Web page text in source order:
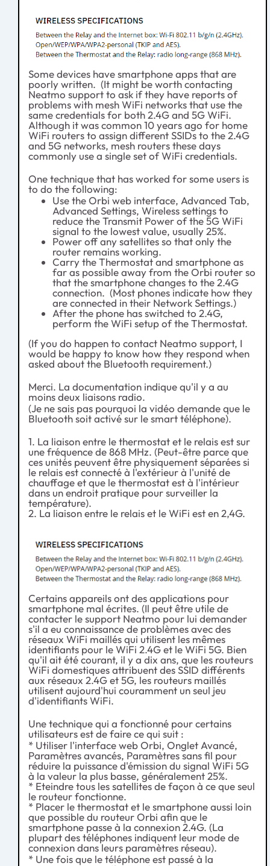
Some devices have smartphone apps that are
poorly written. (It might be worth contacting
Neatmo support to ask if they have reports of
problems with mesh WiFi networks that use the
same credentials for both 2.4G and 5G WiFi.
Although it was common 10 years ago for home
WiFi routers to assign different SSIDs to the 2.4G
and 5G networks, mesh routers these days
commonly use a single set of WiFi credentials.
One technique that has worked for some users is
to do the following:
Use the Orbi web interface, Advanced Tab,
Advanced Settings, Wireless settings to
reduce the Transmit Power of the 5G WiFi
signal to the lowest value, usually 25%.
Power off any satellites so that only the
router remains working.
Carry the Thermostat and smartphone as
far as possible away from the Orbi router so
that the smartphone changes to the 2.4G
connection. (Most phones indicate how they
are connected in their Network Settings.)
After the phone has switched to 2.4G,
perform the WiFi setup of the Thermostat.
(If you do happen to contact Neatmo support, I
would be happy to know how they respond when
asked about the Bluetooth requirement.)
Merci. La documentation indique qu'il y a au
moins deux liaisons radio.
(Je ne sais pas pourquoi la vidéo demande que le
Bluetooth soit activé sur le smart téléphone).
1. La liaison entre le thermostat et le relais est sur
une fréquence de 868 MHz. (Peut-être parce que
ces unités peuvent être physiquement séparées si
le relais est connecté à l'extérieur à l'unité de
chauffage et que le thermostat est à l'intérieur
dans un endroit pratique pour surveiller la
température).
2. La liaison entre le relais et le WiFi est en 2,4G.
Certains appareils ont des applications pour
smartphone mal écrites. (Il peut être utile de
contacter le support Neatmo pour lui demander
s'il a eu connaissance de problèmes avec des
réseaux WiFi maillés qui utilisent les mêmes
identifiants pour le WiFi 2.4G et le WiFi 5G. Bien
qu'il ait été courant, il y a dix ans, que les routeurs
WiFi domestiques attribuent des SSID différents
aux réseaux 2.4G et 5G, les routeurs maillés
utilisent aujourd'hui couramment un seul jeu
d'identifiants WiFi.
Une technique qui a fonctionné pour certains
utilisateurs est de faire ce qui suit :
* Utiliser l'interface web Orbi, Onglet Avancé,
Paramètres avancés, Paramètres sans fil pour
réduire la puissance d'émission du signal WiFi 5G
à la valeur la plus basse, généralement 25%.
* Eteindre tous les satellites de façon à ce que seul
le routeur fonctionne.
* Placer le thermostat et le smartphone aussi loin
que possible du routeur Orbi afin que le
smartphone passe à la connexion 2.4G. (La
plupart des téléphones indiquent leur mode de
connexion dans leurs paramètres réseau).
* Une fois que le téléphone est passé à la